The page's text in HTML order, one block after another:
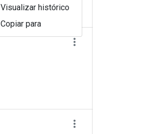
Visualizar histórico
Copiar para